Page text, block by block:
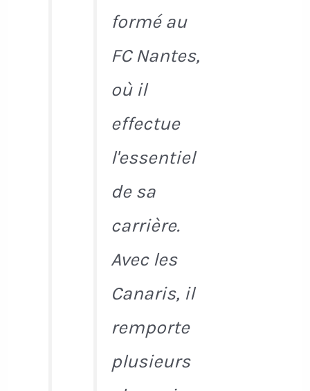
formé au
FC Nantes,
où il
effectue
l'essentiel
de sa
carrière.
Avec les
Canaris, il
remporte
plusieurs